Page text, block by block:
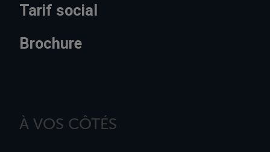
Tarif social
Brochure
À VOS CÔTÉS